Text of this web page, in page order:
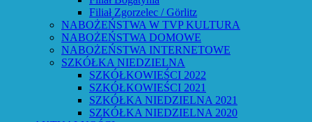
Filiał Zgorzelec / Görlitz
NABOŻEŃSTWA W TVP KULTURA
NABOŻEŃSTWA DOMOWE
NABOŻEŃSTWA INTERNETOWE
SZKÓŁKA NIEDZIELNA
SZKÓŁKOWIEŚCI 2022
SZKÓŁKOWIEŚCI 2021
SZKÓŁKA NIEDZIELNA 2021
SZKÓŁKA NIEDZIELNA 2020